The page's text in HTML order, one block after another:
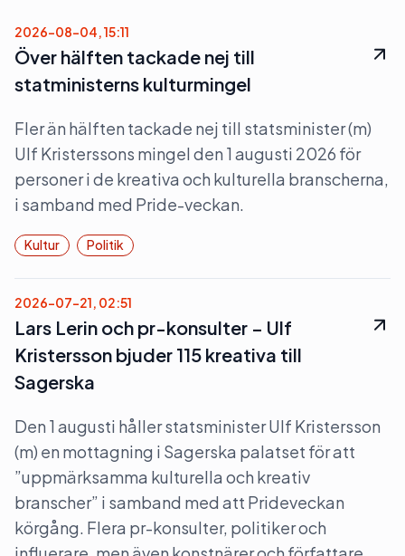
2026-08-04, 15:11
Över hälften tackade nej till
statministerns kulturmingel
Fler än hälften tackade nej till statsminister (m)
Ulf Kristerssons mingel den 1 augusti 2026 för
personer i de kreativa och kulturella branscherna,
i samband med Pride-veckan.
Kultur Politik
2026-07-21, 02:51
Lars Lerin och pr-konsulter – Ulf
Kristersson bjuder 115 kreativa till
Sagerska
Den 1 augusti håller statsminister Ulf Kristersson
(m) en mottagning i Sagerska palatset för att
”uppmärksamma kulturella och kreativ
branscher” i samband med att Prideveckan
körgång. Flera pr-konsulter, politiker och